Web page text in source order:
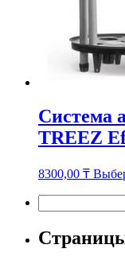
Система
TREEZ
8300,00 ₸